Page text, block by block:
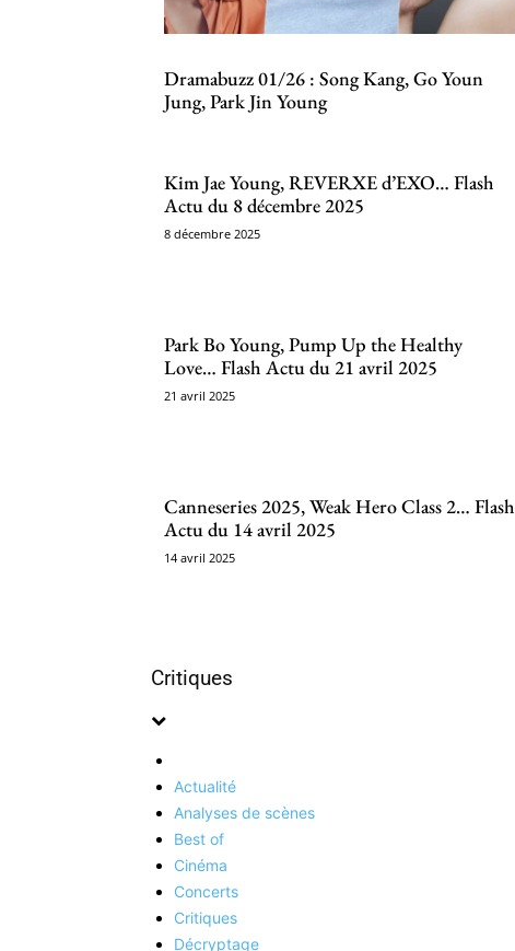
Dramabuzz 01/26 : Song Kang, Go Youn
Jung, Park Jin Young
Kim Jae Young, REVERXE d’EXO… Flash
Actu du 8 décembre 2025
8 décembre 2025
Park Bo Young, Pump Up the Healthy
Love… Flash Actu du 21 avril 2025
21 avril 2025
Canneseries 2025, Weak Hero Class 2… Flash
Actu du 14 avril 2025
14 avril 2025
Critiques
Actualité
Analyses de scènes
Best of
Cinéma
Concerts
Critiques
Décryptage